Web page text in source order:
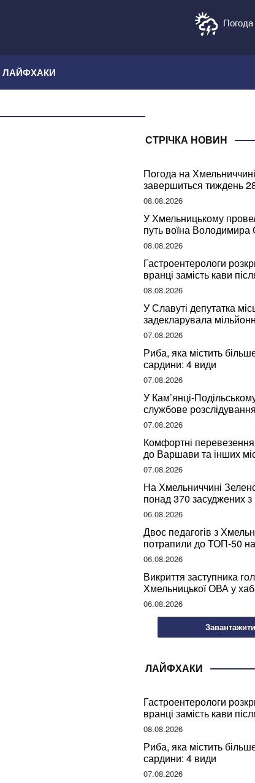
ЛАЙФХАКИ
СТРІЧКА НОВИН
Погода на
завершиться тиждень
08.08.2026
У Хмельницькому
путь воїна Володимира
08.08.2026
Гастроентерологи
вранці замість кави
08.08.2026
У Славуті депутатка
задекларувала
07.08.2026
Риба, яка містить
сардини: 4 види
07.08.2026
У Кам’янці-
службове
сміттєзвалищі
07.08.2026
Комфортні
до Варшави та інших
07.08.2026
На Хмельниччині
понад 370 засуджених з
06.08.2026
Двоє педагогів з
потрапили до ТОП-50
учителів України
06.08.2026
Викриття заступника
Хмельницької ОВА у
підписання контрактів
06.08.2026
ЛАЙФХАКИ
Гастроентерологи
вранці замість кави
08.08.2026
Риба, яка містить
сардини: 4 види
07.08.2026